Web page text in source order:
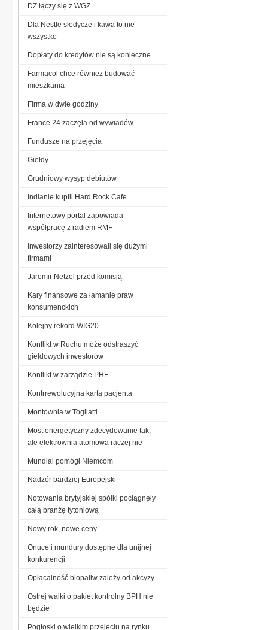
DZ łączy się z WGZ
Dla Nestle słodycze i kawa to nie
wszystko
Dopłaty do kredytów nie są konieczne
Farmacol chce również budować
mieszkania
Firma w dwie godziny
France 24 zaczęła od wywiadów
Fundusze na przejęcia
Giełdy
Grudniowy wysyp debiutów
Indianie kupili Hard Rock Cafe
Internetowy portal zapowiada
współpracę z radiem RMF
Inwestorzy zainteresowali się dużymi
firmami
Jaromir Netzel przed komisją
Kary finansowe za łamanie praw
konsumenckich
Kolejny rekord WIG20
Konflikt w Ruchu może odstraszyć
giełdowych inwestorów
Konflikt w zarządzie PHF
Kontrrewolucyjna karta pacjenta
Montownia w Togliatti
Most energetyczny zdecydowanie tak,
ale elektrownia atomowa raczej nie
Mundial pomógł Niemcom
Nadzór bardziej Europejski
Notowania brytyjskiej spółki pociągnęły
całą branżę tytoniową
Nowy rok, nowe ceny
Onuce i mundury dostępne dla unijnej
konkurencji
Opłacalność biopaliw zależy od akcyzy
Ostrej walki o pakiet kontrolny BPH nie
będzie
Pogłoski o wielkim przejęciu na rynku